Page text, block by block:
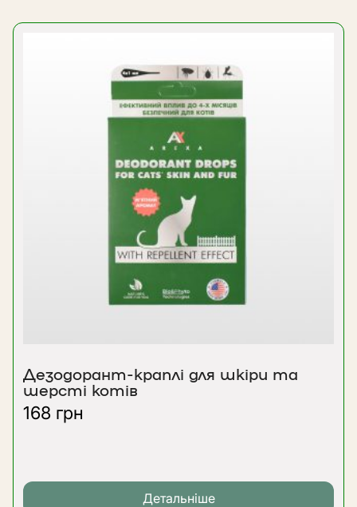
Дезодорант-краплі для шкіри та
шерсті котів
168 грн
Детальніше